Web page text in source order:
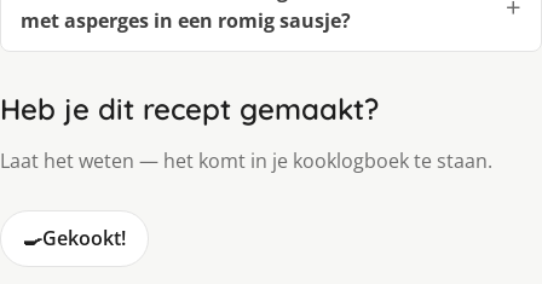
met asperges in een romig sausje?
Heb je dit recept gemaakt?
Laat het weten — het komt in je kooklogboek te staan.
🍳Gekookt!